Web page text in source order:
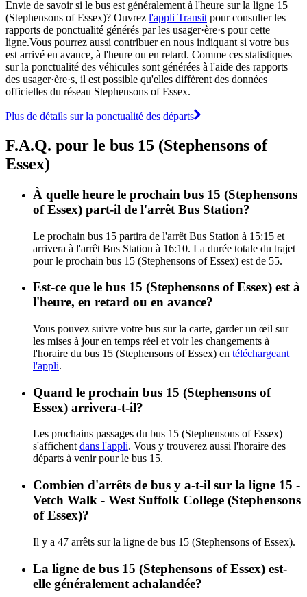
Envie de savoir si le bus est généralement à l'heure sur la ligne 15
(Stephensons of Essex)? Ouvrez l'appli Transit pour consulter les
rapports de ponctualité générés par les usager·ère·s pour cette
ligne.Vous pourrez aussi contribuer en nous indiquant si votre bus
est arrivé en avance, à l'heure ou en retard. Comme ces statistiques
sur la ponctualité des véhicules sont générées à l'aide des rapports
des usager·ère·s, il est possible qu'elles diffèrent des données
officielles du réseau Stephensons of Essex.
Plus de détails sur la ponctualité des départs
F.A.Q. pour le bus 15 (Stephensons of
Essex)
À quelle heure le prochain bus 15 (Stephensons
of Essex) part-il de l'arrêt Bus Station?
Le prochain bus 15 partira de l'arrêt Bus Station à 15:15 et
arrivera à l'arrêt Bus Station à 16:10. La durée totale du trajet
pour le prochain bus 15 (Stephensons of Essex) est de 55.
Est-ce que le bus 15 (Stephensons of Essex) est à
l'heure, en retard ou en avance?
Vous pouvez suivre votre bus sur la carte, garder un œil sur
les mises à jour en temps réel et voir les changements à
l'horaire du bus 15 (Stephensons of Essex) en téléchargeant
l'appli.
Quand le prochain bus 15 (Stephensons of
Essex) arrivera-t-il?
Les prochains passages du bus 15 (Stephensons of Essex)
s'affichent dans l'appli. Vous y trouverez aussi l'horaire des
départs à venir pour le bus 15.
Combien d'arrêts de bus y a-t-il sur la ligne 15 -
Vetch Walk - West Suffolk College (Stephensons
of Essex)?
Il y a 47 arrêts sur la ligne de bus 15 (Stephensons of Essex).
La ligne de bus 15 (Stephensons of Essex) est-
elle généralement achalandée?